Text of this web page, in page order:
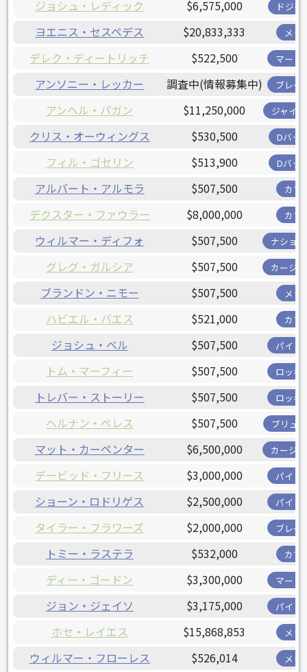
ジョシュ・レディック $6,575,000 ドジャ
ヨエニス・セスペデス $20,833,333 メッ
デレク・ディートリッチ $522,500 マーリ
アンソニー・レッカー 調査中(情報募集中) ブレー
アンヘル・パガン $11,250,000 ジャイ
クリス・オーウィングス $530,500 Dバッ
フィル・ゴセリン $513,900 Dバッ
アルバート・アルモラ $507,500 カブ
デクスター・ファウラー $8,000,000 カブ
ウィルマー・ディフォ $507,500 ナショ
グレグ・ガルシア $507,500 カージ
ブランドン・ニモー $507,500 メッ
ハビエル・バエス $521,000 カブ
ジョシュ・ベル $507,500 パイレ
トム・マーフィー $507,500 ロッキ
トレバー・ストーリー $507,500 ロッキ
ヘルナン・ペレス $507,500 ブリュ
マット・カーペンター $6,500,000 カージ
デービッド・フリース $3,000,000 パイレ
ショーン・ロドリゲス $2,500,000 パイレ
タイラー・フラワーズ $2,000,000 ブレー
トミー・ラステラ $532,000 カブ
ディー・ゴードン $3,300,000 マーリ
ジョン・ジェイソ $3,175,000 パイレ
ホセ・レイエス $15,868,853 メッ
ウィルマー・フローレス $526,014 メッ